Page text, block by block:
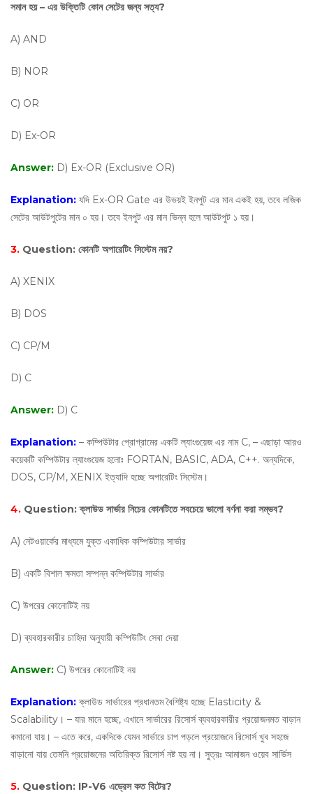
সমান হয় – এর উক্তিটি কোন সেটের জন্য সত্য?
A) AND
B) NOR
C) OR
D) Ex-OR
Answer: D) Ex-OR (Exclusive OR)
Explanation: যদি Ex-OR Gate এর উভয়ই ইনপুট এর মান একই হয়, তবে লজিক
সেটের আউটপুটের মান ০ হয়। তবে ইনপুট এর মান ভিন্ন হলে আউটপুট ১ হয়।
3. Question: কোনটি অপারেটিং সিস্টেম নয়?
A) XENIX
B) DOS
C) CP/M
D) C
Answer: D) C
Explanation: – কম্পিউটার প্রোগ্রামের একটি ল্যাংগুয়েজ এর নাম C, – এছাড়া আরও
কয়েকটি কম্পিউটার ল্যাংগুয়েজ হলোঃ FORTAN, BASIC, ADA, C++. অন্যদিকে,
DOS, CP/M, XENIX ইত্যাদি হচ্ছে অপারেটিং সিস্টেম।
4. Question:ক্লাউড সার্ভার নিচের কোনটিতে সবচেয়ে ভালো বর্ণনা করা সম্ভব?
A) নেটওয়ার্কের মাধ্যমে যুক্ত একাধিক কম্পিউটার সার্ভার
B) একটি বিশাল ক্ষমতা সম্পন্ন কম্পিউটার সার্ভার
C) উপরের কোনোটিই নয়
D) ব্যবহারকারীর চাহিদা অনুযায়ী কম্পিউটিং সেবা দেয়া
Answer: C) উপরের কোনোটিই নয়
Explanation:ক্লাউড সার্ভারের প্রধানতম বৈশিষ্ট্য হচ্ছে Elasticity &
Scalability। – যার মানে হচ্ছে, এখানে সার্ভারের রিসোর্স ব্যবহারকারীর প্রয়োজনমত বাড়ান
কমানো যায়। – এতে করে, একদিকে যেমন সার্ভারে চাপ পড়লে প্রয়োজনে রিসোর্স খুব সহজে
বাড়ানো যায় তেমনি প্রয়োজনের অতিরিক্ত রিসোর্স নষ্ট হয় না। সুত্রঃ আমাজন ওয়েব সার্ভিস
5. Question: IP-V6 এড্রেস কত বিটের?